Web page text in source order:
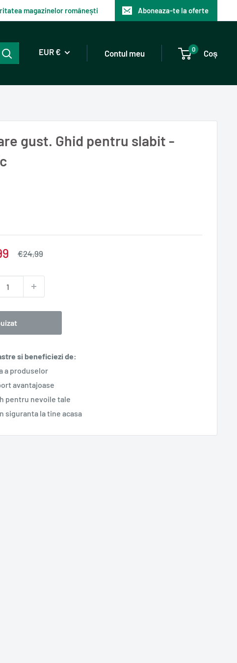
magazinelor românești Aboneaza-te la oferte
EUR € Contul meu 0 Coș
gust. Ghid pentru slabit -
Pret
€24,99
si beneficiezi de:
a produselor
avantajoase
pentru nevoile tale
siguranta la tine acasa